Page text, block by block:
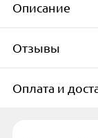
Описание
Первый
легким
Отзывы
Будьте
Оплата и